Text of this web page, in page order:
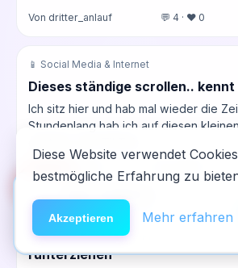
Von dritter_anlauf 💬 4 · ❤️ 0
📱 Social Media & Internet
Dieses ständige scrollen..
Ich sitz hier und hab mal wieder die
Stundenlang hab ich auf diesen
📱 Digitale Sucht
Wenn die Reels dich nachts
runterziehen
🆘Hilfe
NeelixberliN auf dem Homescreen —
wie eine echte App.
Diese Website verwendet
bestmögliche Erfahrung zu
Akzeptieren Mehr erfahren